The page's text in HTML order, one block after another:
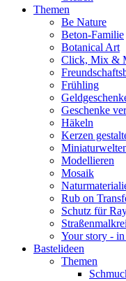
Themen
Be Nature
Beton-Familie
Botanical Art
Click, Mix &
Frühling
Geschenke
Häkeln
Kerzen
Modellieren
Mosaik
Rub on
Schutz für
Your story -
Bastelideen
Themen